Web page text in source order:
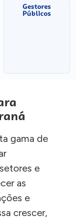
Gestores
Públicos
gama de
e
as
e
crescer,